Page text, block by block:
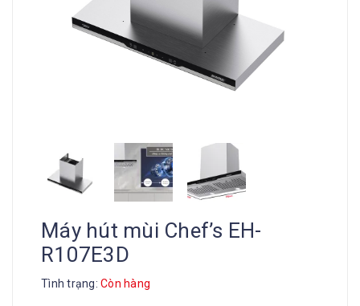
Máy hút mùi Chef’s EH-
R107E3D
Tình trạng: Còn hàng